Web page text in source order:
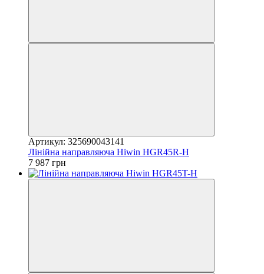
Артикул: 325690043141
Лінійна направляюча Hiwin HGR45R-H
7 987 грн